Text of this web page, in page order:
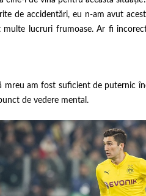
de accidentări, eu n-am avut
lucruri frumoase. Ar fi
am fost suficient de puternic
de vedere mental.